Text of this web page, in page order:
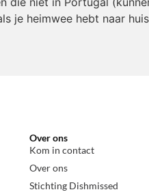
je heimwee hebt naar
Over ons
Kom in contact
Over ons
Stichting Dishmissed